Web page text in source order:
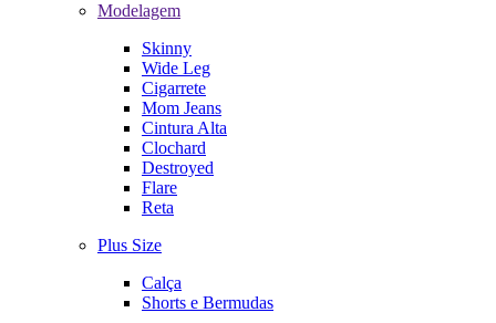
Modelagem
Skinny
Wide Leg
Cigarrete
Mom Jeans
Cintura Alta
Clochard
Destroyed
Flare
Reta
Plus Size
Calça
Shorts e Bermudas